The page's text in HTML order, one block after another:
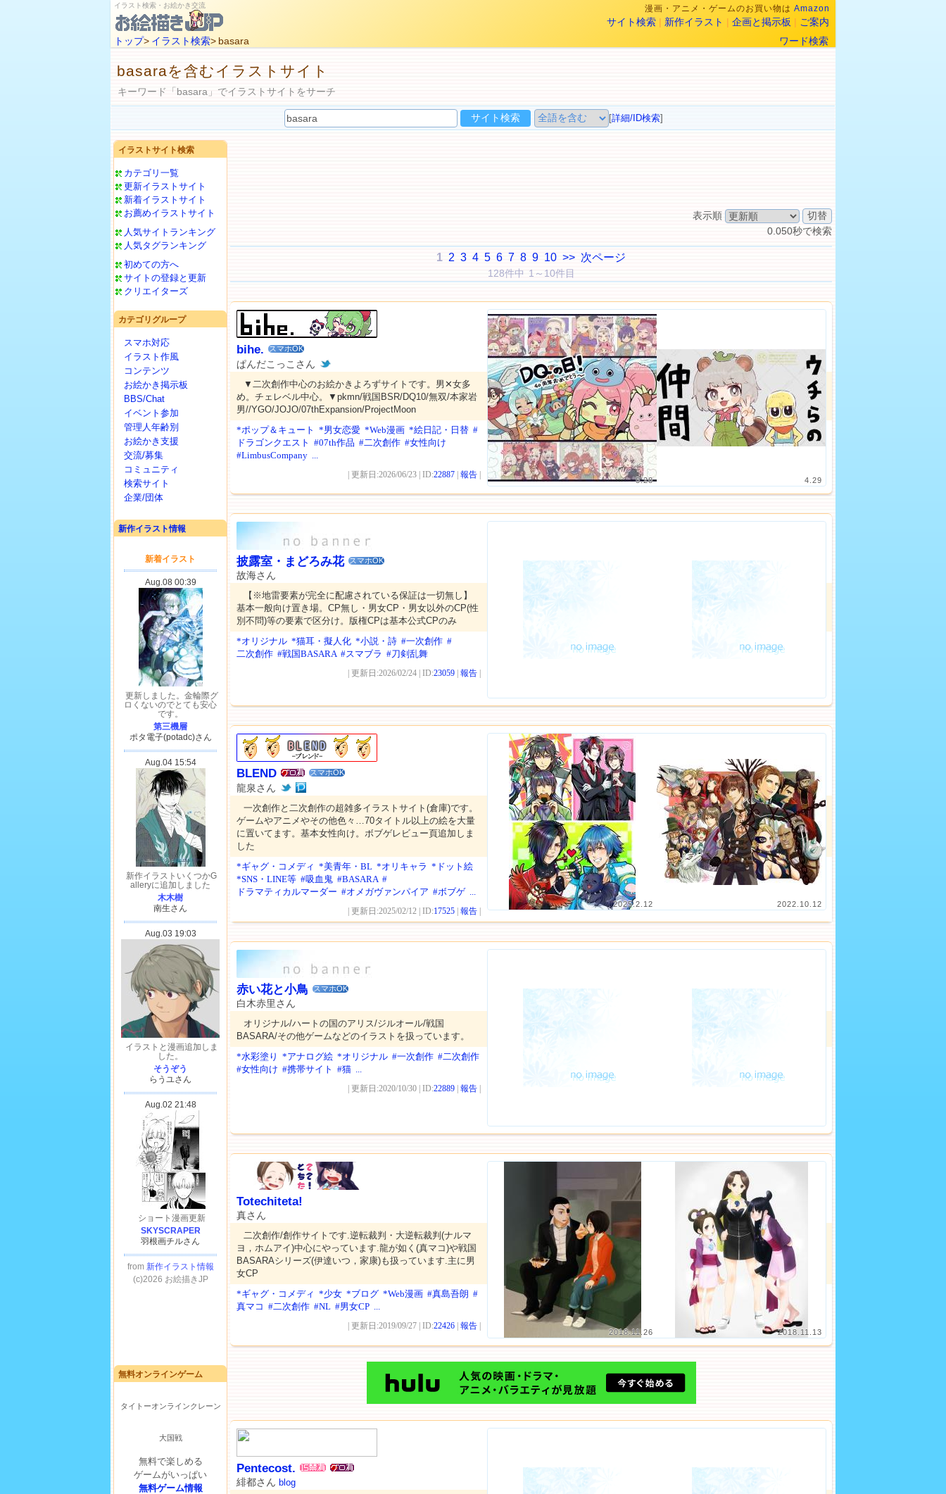
イラスト検索・お絵かき交流 漫画・アニメ・ゲームのお買い物は Amazon
サイト検索 | 新作イラスト | 企画と掲示板 | ご案内
トップ> イラスト検索> basara ワード検索
basaraを含むイラストサイト
キーワード「basara」でイラストサイトをサーチ
[詳細/ID検索]
イラストサイト検索
カテゴリ一覧
更新イラストサイト
新着イラストサイト
お薦めイラストサイト
人気サイトランキング
人気タグランキング
初めての方へ
サイトの登録と更新
クリエイターズ
カテゴリグループ
スマホ対応
イラスト作風
コンテンツ
お絵かき掲示板
BBS/Chat
イベント参加
管理人年齢別
お絵かき支援
交流/募集
コミュニティ
検索サイト
企業/団体
新作イラスト情報
無料オンラインゲーム
タイトーオンラインクレーン
大国戦
無料で楽しめる
ゲームがいっぱい
無料ゲーム情報
表示順
0.050秒で検索
1 2 3 4 5 6 7 8 9 10 >> 次ページ
128件中 1～10件目
5.28 4.29
bihe. スマホOK
ぱんだこっこさん
▼二次創作中心のお絵かきよろずサイトです。男✕女多
め。チェレベル中心。▼pkmn/戦国BSR/DQ10/無双/本家岩
男//YGO/JOJO/07thExpansion/ProjectMoon
*ポップ＆キュート *男女恋愛 *Web漫画 *絵日記・日替 #
ドラゴンクエスト #07th作品 #二次創作 #女性向け
#LimbusCompany ...
| 更新日:2026/06/23 | ID:22887 報告
披露室・まどろみ花 スマホOK
故海さん
【※地雷要素が完全に配慮されている保証は一切無し】
基本一般向け置き場。CP無し・男女CP・男女以外のCP(性
別不問)等の要素で区分け。版権CPは基本公式CPのみ
*オリジナル *猫耳・擬人化 *小説・詩 #一次創作 #
二次創作 #戦国BASARA #スマブラ #刀剣乱舞
| 更新日:2026/02/24 | ID:23059 報告
2025.2.12 2022.10.12
BLEND スマホOK
龍泉さん
一次創作と二次創作の超雑多イラストサイト(倉庫)です。
ゲームやアニメやその他色々…70タイトル以上の絵を大量
に置いてます。基本女性向け。ボブゲレビュー頁追加しま
した
*ギャグ・コメディ *美青年・BL *オリキャラ *ドット絵
*SNS・LINE等 #吸血鬼 #BASARA #
ドラマティカルマーダー #オメガヴァンパイア #ボブゲ ...
| 更新日:2025/02/12 | ID:17525 報告
赤い花と小鳥 スマホOK
白木赤里さん
オリジナル/ハートの国のアリス/ジルオール/戦国
BASARA/その他ゲームなどのイラストを扱っています。
*水彩塗り *アナログ絵 *オリジナル #一次創作 #二次創作
#女性向け #携帯サイト #猫 ...
| 更新日:2020/10/30 | ID:22889 報告
2018.11.26 2018.11.13
Totechiteta!
真さん
二次創作/創作サイトです.逆転裁判・大逆転裁判(ナルマ
ヨ，ホムアイ)中心にやっています.龍が如く(真マコ)や戦国
BASARAシリーズ(伊達いつ，家康)も扱っています.主に男
女CP
*ギャグ・コメディ *少女 *ブログ *Web漫画 #真島吾朗 #
真マコ #二次創作 #NL #男女CP ...
| 更新日:2019/09/27 | ID:22426 報告
Pentecost.
緋都さん blog